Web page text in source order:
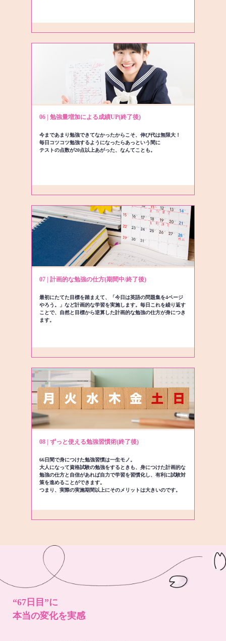
06 | 勉強量増加による成績UP(終了後)
今まであまり勉強できてなかったからこそ、伸び代は無限大！
毎日コツコツ勉強するようになったらあっという間に
テストの点数が20点以上あがった、なんてことも。
07 | 計画的な勉強の仕方(期間中/終了後)
最初にたてた目標を踏まえて、「今日は英語の問題集を4ページ
やろう。」など計画的な学習を実施します。毎日これを繰り返す
ことで、自然と目標から逆算した計画的な勉強の仕方が身につき
ます。
08 | ずっと使える勉強習慣術(終了後)
66日間で身につけた勉強習慣は一生モノ。
大人になって資格試験の勉強をするときも、身につけた計画的な
勉強の仕方と自信があれば自力で学習を習慣化し、有利に試験対
策を進めることができます。
つまり、実際の実施期間以上にそのメリットは大きいのです。
“67日目”に
本当の変化を実感